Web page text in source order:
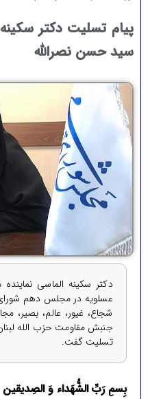
پیام تسلیت دکتر
سید حسن نصرالله
دکتر سکینه الماسی
عسلویه در مجلس دهم
شجاع، غیور، عالم، بصیر،
جنبش مقاومت حزب الله
تسلیت گفت.
بِسمِ رَبِّ الشُّهَداء وَ الصِدیقین